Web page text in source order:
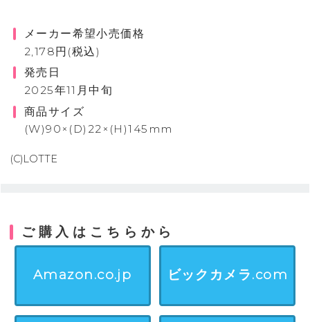
メーカー希望小売価格
2,178円(税込)
発売日
2025年11月中旬
商品サイズ
(W)90×(D)22×(H)145mm
(C)LOTTE
ご購入はこちらから
Amazon.co.jp ビックカメラ.com